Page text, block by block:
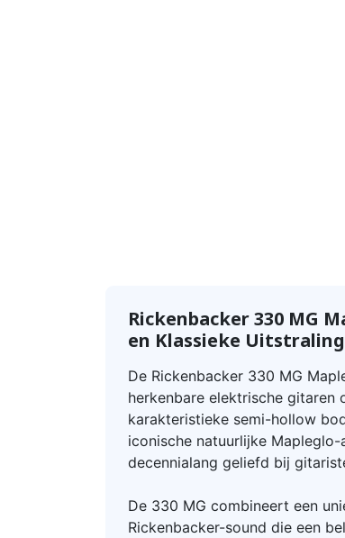
Rickenbacker 330 MG
en Klassieke Uitstraling
De Rickenbacker 330 MG
herkenbare elektrische gitaren
karakteristieke semi-hollow
iconische natuurlijke
decennialang geliefd bij
De 330 MG combineert een
Rickenbacker-sound die een